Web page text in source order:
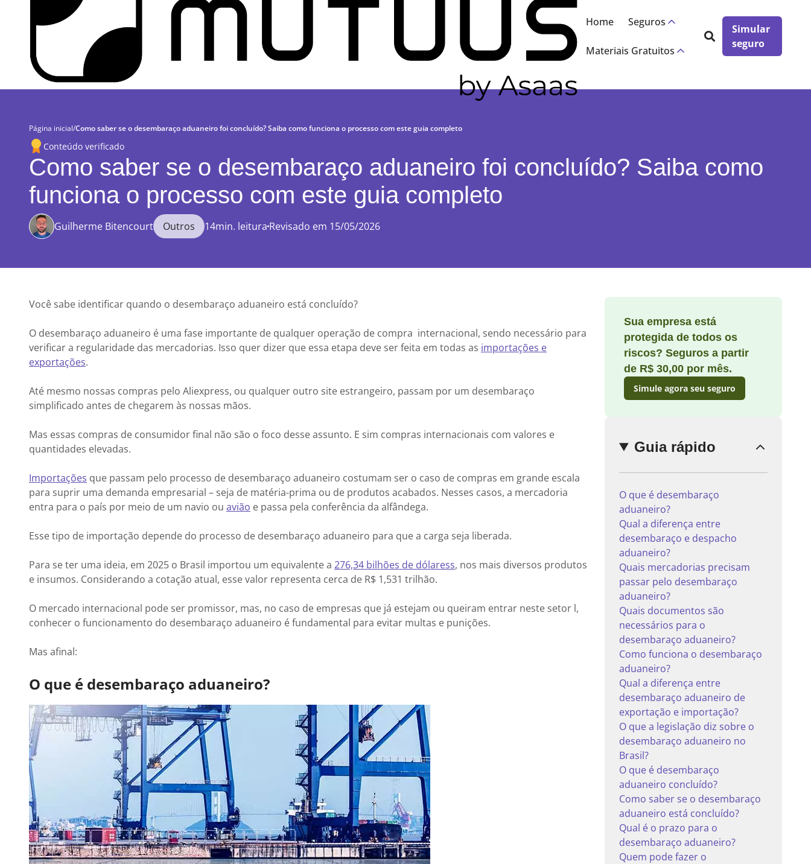
Home Seguros
Materiais Gratuitos
Simular
seguro
Página inicial/Como saber se o desembaraço aduaneiro foi concluído? Saiba como funciona o processo com este guia completo
Conteúdo verificado
Como saber se o desembaraço aduaneiro foi concluído? Saiba como
funciona o processo com este guia completo
Guilherme Bitencourt Outros 14min. leitura Revisado em 15/05/2026
Você sabe identificar quando o desembaraço aduaneiro está concluído?
O desembaraço aduaneiro é uma fase importante de qualquer operação de compra internacional, sendo necessário para
verificar a regularidade das mercadorias. Isso quer dizer que essa etapa deve ser feita em todas as importações e
exportações.
Até mesmo nossas compras pelo Aliexpress, ou qualquer outro site estrangeiro, passam por um desembaraço
simplificado antes de chegarem às nossas mãos.
Mas essas compras de consumidor final não são o foco desse assunto. E sim compras internacionais com valores e
quantidades elevadas.
Importações que passam pelo processo de desembaraço aduaneiro costumam ser o caso de compras em grande escala
para suprir uma demanda empresarial – seja de matéria-prima ou de produtos acabados. Nesses casos, a mercadoria
entra para o país por meio de um navio ou avião e passa pela conferência da alfândega.
Esse tipo de importação depende do processo de desembaraço aduaneiro para que a carga seja liberada.
Para se ter uma ideia, em 2025 o Brasil importou um equivalente a 276,34 bilhões de dólaress, nos mais diversos produtos
e insumos. Considerando a cotação atual, esse valor representa cerca de R$ 1,531 trilhão.
O mercado internacional pode ser promissor, mas, no caso de empresas que já estejam ou queiram entrar neste setor l,
conhecer o funcionamento do desembaraço aduaneiro é fundamental para evitar multas e punições.
Mas afinal:
O que é desembaraço aduaneiro?
Sua empresa está
protegida de todos os
riscos? Seguros a partir
de R$ 30,00 por mês.
Simule agora seu seguro
Guia rápido
O que é desembaraço
aduaneiro?
Qual a diferença entre
desembaraço e despacho
aduaneiro?
Quais mercadorias precisam
passar pelo desembaraço
aduaneiro?
Quais documentos são
necessários para o
desembaraço aduaneiro?
Como funciona o desembaraço
aduaneiro?
Qual a diferença entre
desembaraço aduaneiro de
exportação e importação?
O que a legislação diz sobre o
desembaraço aduaneiro no
Brasil?
O que é desembaraço
aduaneiro concluído?
Como saber se o desembaraço
aduaneiro está concluído?
Qual é o prazo para o
desembaraço aduaneiro?
Quem pode fazer o